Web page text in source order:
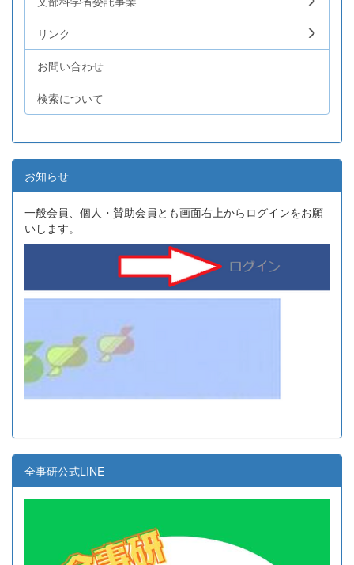
リンク
お問い合わせ
検索について
お知らせ
一般会員、個人・賛助会員とも画面右上からログインをお願
いします。
全事研公式LINE